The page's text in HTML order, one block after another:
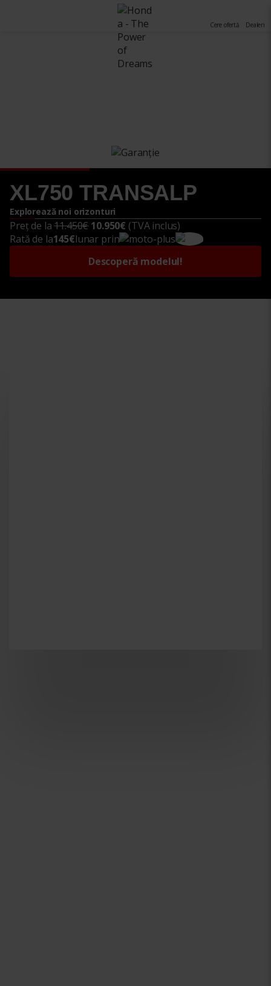
Cere ofertă Dealeri
XL750 TRANSALP
Explorează noi orizonturi
Preț de la11.450€ 10.950€ (TVA inclus)
Rată de la145€lunar prin
Descoperă modelul!